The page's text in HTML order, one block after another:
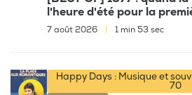
l'heure d'été pour la
7 août 2026 1 min 53 sec
Happy Days : Musique et
70